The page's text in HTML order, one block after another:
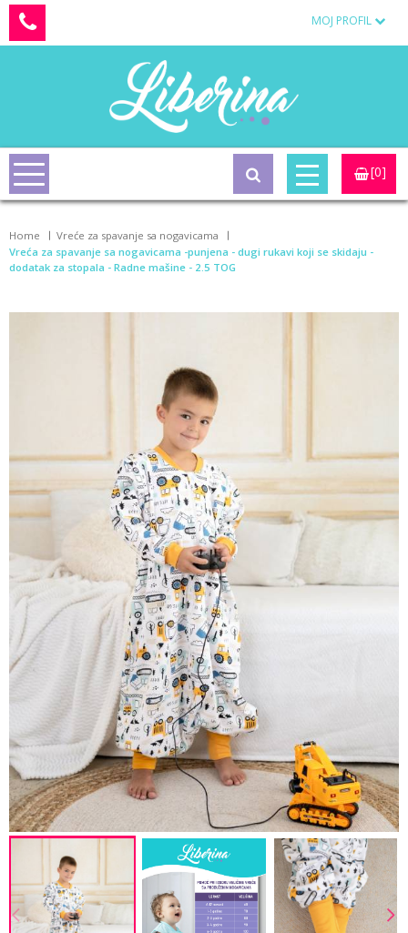
MOJ PROFIL
[0]
Home
Vreće za spavanje sa nogavicama
Vreća za spavanje sa nogavicama -punjena - dugi rukavi koji se skidaju -
dodatak za stopala - Radne mašine - 2.5 TOG